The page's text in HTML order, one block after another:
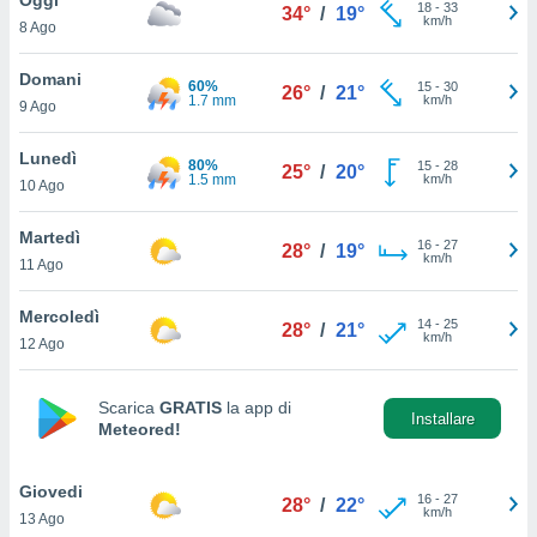
è
al sito
di
ci
di
il
un
la
nella
8 Ago
34° / 19° 18- 33
km/h
Domani
9 Ago
60%
1.7 mm
26° / 21° 15- 30
km/h
Lunedì
10 Ago
80%
1.5 mm
25° / 20° 15- 28
km/h
Martedì
11 Ago
28° / 19° 16- 27
km/h
Mercoledì
12 Ago
28° / 21° 14- 25
km/h
Scarica GRATIS la app di
Meteored!
Installare
Giovedi
13 Ago
28° / 22° 16- 27
km/h